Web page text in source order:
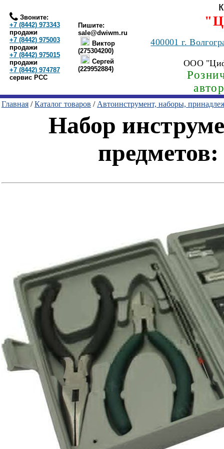
Звоните:
+7 (8442) 973343
продажи
+7 (8442) 975003
продажи
+7 (8442) 975015
продажи
+7 (8442) 974787
сервис РСС
Пишите:
sale@dwiwm.ru
Виктор
(275304200)
Сергей
(229952884)
400001г.
ООО
Главная /Каталог товаров / Автоинструмент, наборы,
Набор